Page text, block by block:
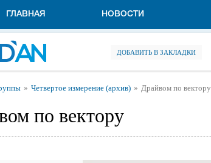
ГЛАВНАЯ НОВОСТИ
ДОБАВИТЬ В ЗАКЛАДКИ
Четвертое измерение (архив) Драйвом по вектору
по вектору